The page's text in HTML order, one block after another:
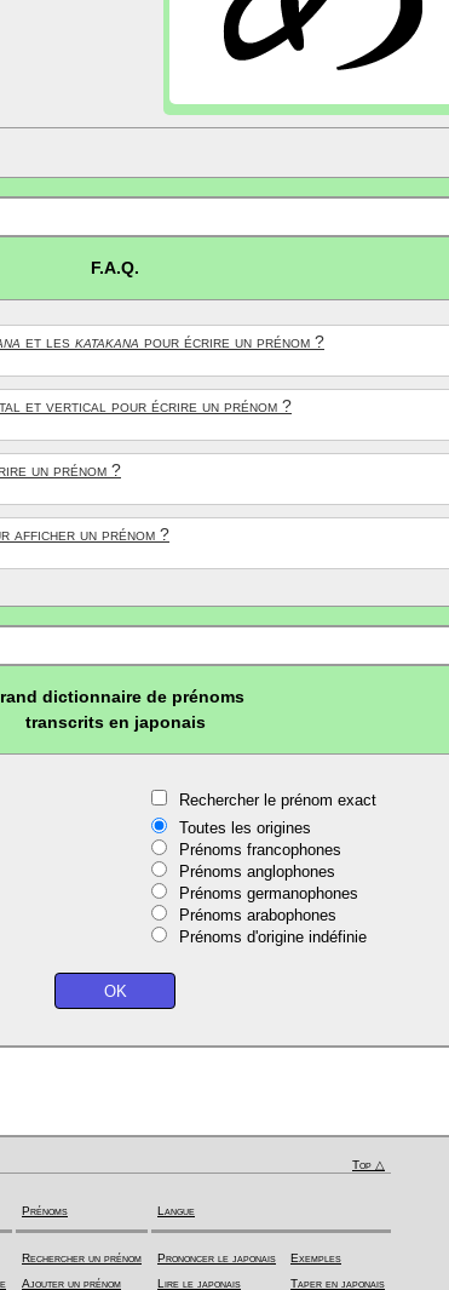
F.A.Q.
et les katakana pour écrire un prénom ?
et vertical pour écrire un prénom ?
un prénom ?
afficher un prénom ?
dictionnaire de prénoms
transcrits en japonais
Rechercher le prénom exact
Toutes les origines
Prénoms francophones
Prénoms anglophones
Prénoms germanophones
Prénoms arabophones
Prénoms d'origine indéfinie
Top △
Prénoms
Rechercher un prénom
Ajouter un prénom
Langue
Prononcer le japonais
Lire le japonais
Exemples
Taper en japonais